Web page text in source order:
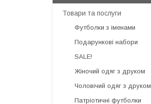
Товари та послуги
Футболки з іменами
Подарункові набори
SALE!
Жіночий одяг з друком
Чоловічий одяг з друком
Патріотичні футболки